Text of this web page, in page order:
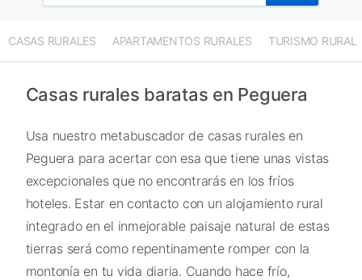
CASAS RURALES APARTAMENTOS RURALES TURISMO RURAL
Casas rurales baratas en Peguera
Usa nuestro metabuscador de casas rurales en
Peguera para acertar con esa que tiene unas vistas
excepcionales que no encontrarás en los fríos
hoteles. Estar en contacto con un alojamiento rural
integrado en el inmejorable paisaje natural de estas
tierras será como repentinamente romper con la
montonía en tu vida diaria. Cuando hace frío,